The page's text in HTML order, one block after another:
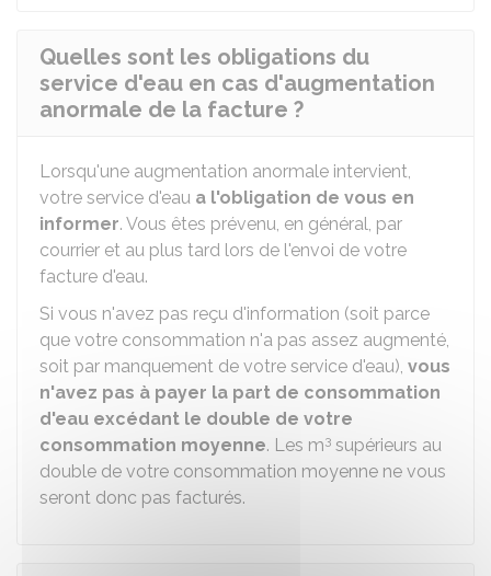
Quelles sont les obligations du
service d'eau en cas d'augmentation
anormale de la facture ?
Lorsqu'une augmentation anormale intervient,
votre service d'eau a l'obligation de vous en
informer. Vous êtes prévenu, en général, par
courrier et au plus tard lors de l'envoi de votre
facture d'eau.
Si vous n'avez pas reçu d'information (soit parce
que votre consommation n'a pas assez augmenté,
soit par manquement de votre service d'eau), vous
n'avez pas à payer la part de consommation
d'eau excédant le double de votre
consommation moyenne. Les m3 supérieurs au
double de votre consommation moyenne ne vous
seront donc pas facturés.